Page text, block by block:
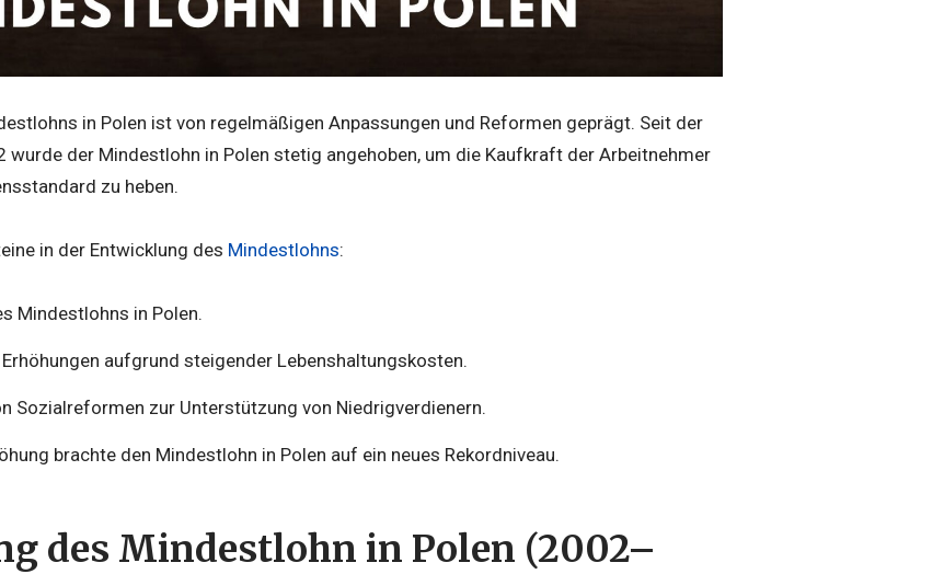
in Polen ist von regelmäßigen Anpassungen und Reformen geprägt. Seit der
wurde der Mindestlohn in Polen stetig angehoben, um die Kaufkraft der Arbeitnehmer
zu heben.
in der Entwicklung des Mindestlohns:
Mindestlohns in Polen.
Erhöhungen aufgrund steigender Lebenshaltungskosten.
Sozialreformen zur Unterstützung von Niedrigverdienern.
brachte den Mindestlohn in Polen auf ein neues Rekordniveau.
des Mindestlohn in Polen (2002–